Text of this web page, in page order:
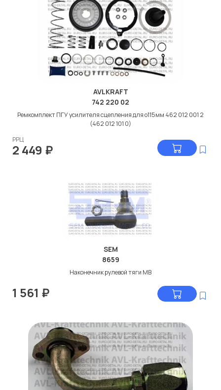
AVLKRAFT
742 220 02
Ремкомплект ПГУ усилителя сцепления для о115мм 462 012 001 2
(462 012 101 0)
РРЦ
2 449 ₽
SEM
8659
Наконечник рулевой тяги МВ
1 561 ₽